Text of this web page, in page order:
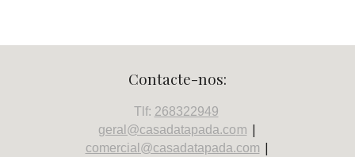
Contacte-nos:
Tlf: 268322949
geral@casadatapada.com |
comercial@casadatapada.com |